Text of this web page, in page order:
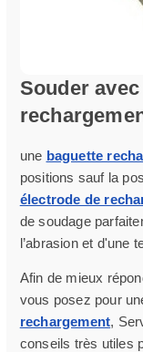
Souder
une baguette
positions sauf la
électrode de
de soudage
l’abrasion et d'une
Afin de mieux
vous posez pour
rechargement,
conseils très utiles